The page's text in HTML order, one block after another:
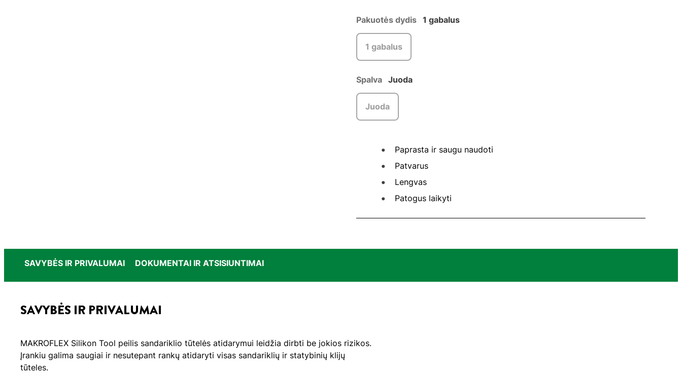
Pakuotės dydis 1 gabalus
1 gabalus
Spalva Juoda
Juoda
Paprasta ir saugu naudoti
Patvarus
Lengvas
Patogus laikyti
SAVYBĖS IR PRIVALUMAI DOKUMENTAI IR ATSISIUNTIMAI
SAVYBĖS IR PRIVALUMAI
MAKROFLEX Silikon Tool peilis sandariklio tūtelės atidarymui leidžia dirbti be jokios rizikos.
Įrankiu galima saugiai ir nesutepant rankų atidaryti visas sandariklių ir statybinių klijų
tūteles.